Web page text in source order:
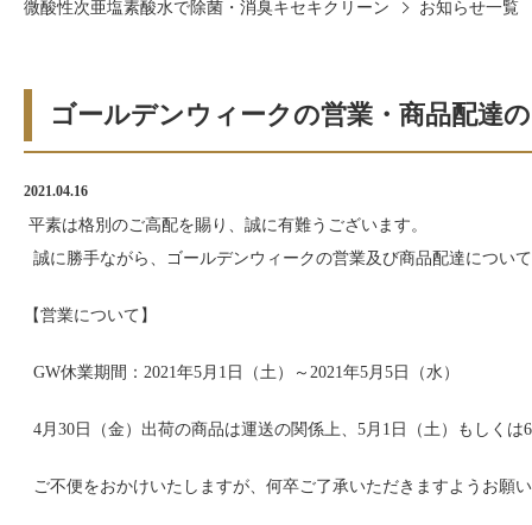
微酸性次亜塩素酸水で除菌・消臭キセキクリーン お知らせ一覧
ゴールデンウィークの営業・商品配達
2021.04.16
平素は格別のご高配を賜り、誠に有難うございます。
誠に勝手ながら、ゴールデンウィークの営業及び商品配達につい
【営業について】
GW休業期間：2021年5月1日（土）～2021年5月5日（水）
4月30日（金）出荷の商品は運送の関係上、5月1日（土）もしく
ご不便をおかけいたしますが、何卒ご了承いただきますようお願